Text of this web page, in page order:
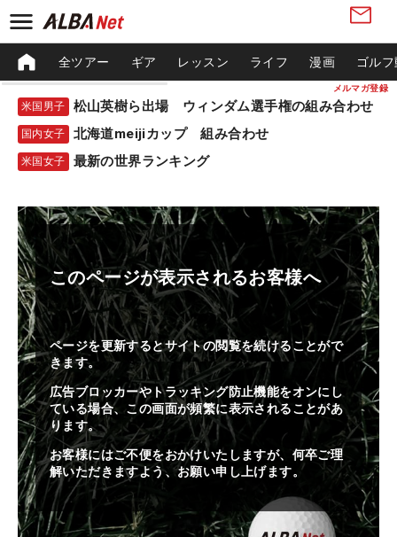
メルマガ登録
全ツアー ギア レッスン ライフ 漫画 ゴル
米国男子 松山英樹ら出場 ウィンダム選手権の組み合わせ
国内女子 北海道meijiカップ 組み合わせ
米国女子 最新の世界ランキング
このページが表示されるお客様へ
ページを更新するとサイトの閲覧を続けることがで
きます。
広告ブロッカーやトラッキング防止機能をオンにし
ている場合、この画面が頻繁に表示されることがあ
ります。
お客様にはご不便をおかけいたしますが、何卒ご理
解いただきますよう、お願い申し上げます。